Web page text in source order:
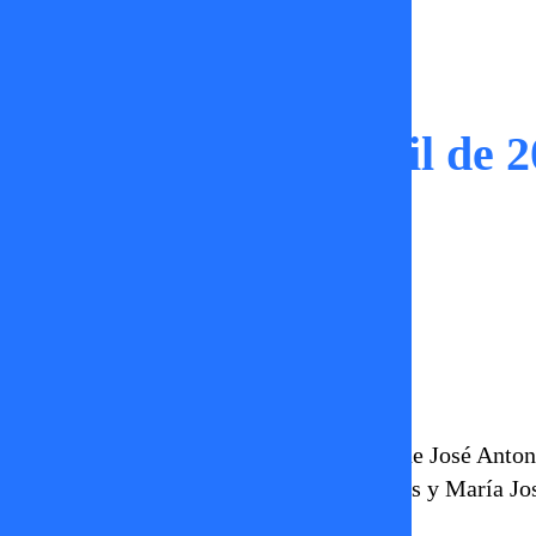
Sígueme | 30 de abril de
En Sígueme conversamos sobre la furia de José
regreso a la televisión de Cristian Campos y María